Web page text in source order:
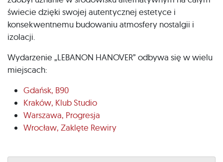
świecie dzięki swojej autentycznej estetyce i
konsekwentnemu budowaniu atmosfery nostalgii i
izolacji.
Wydarzenie „LEBANON HANOVER” odbywa się w wielu
miejscach:
Gdańsk, B90
Kraków, Klub Studio
Warszawa, Progresja
Wrocław, Zaklęte Rewiry